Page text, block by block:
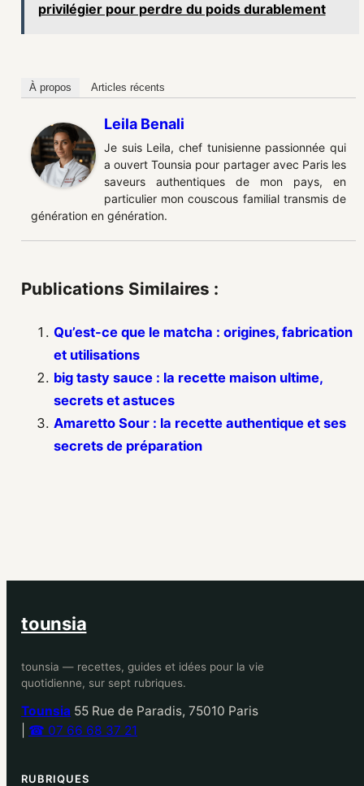
privilégier pour perdre du poids durablement
À propos Articles récents
Leila Benali
Je suis Leila, chef tunisienne passionnée qui
a ouvert Tounsia pour partager avec Paris les
saveurs authentiques de mon pays, en
particulier mon couscous familial transmis de
génération en génération.
Publications Similaires :
Qu’est-ce que le matcha : origines, fabrication
et utilisations
big tasty sauce : la recette maison ultime,
secrets et astuces
Amaretto Sour : la recette authentique et ses
secrets de préparation
tounsia
tounsia — recettes, guides et idées pour la vie
quotidienne, sur sept rubriques.
Tounsia 55 Rue de Paradis, 75010 Paris
☎ 07 66 68 37 21
RUBRIQUES